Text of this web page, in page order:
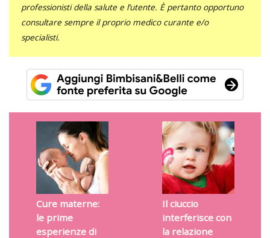
professionisti della salute e l’utente. È pertanto opportuno
consultare sempre il proprio medico curante e/o
specialisti.
Cure materne:
le prime
esperienze di
Il ciuccio
interferisce con
la relazione